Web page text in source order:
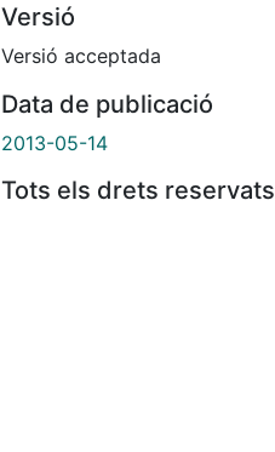
Versió
Versió acceptada
Data de publicació
2013-05-14
Tots els drets reservats